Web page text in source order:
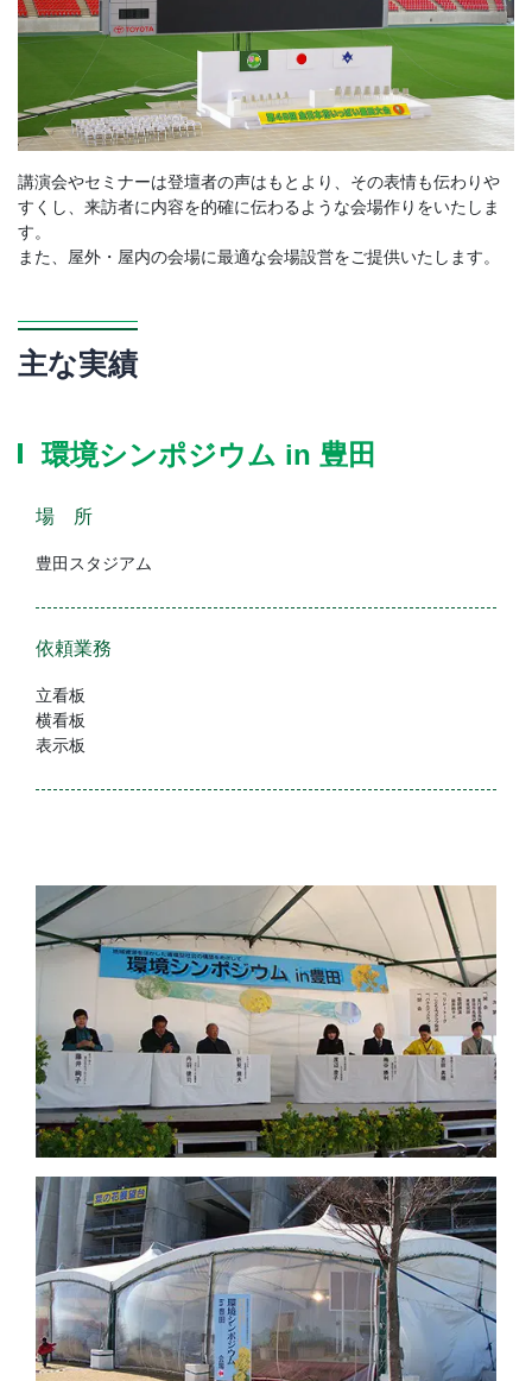
講演会やセミナーは登壇者の声はもとより、その表情も伝わりや
すくし、来訪者に内容を的確に伝わるような会場作りをいたしま
す。
また、屋外・屋内の会場に最適な会場設営をご提供いたします。
主な実績
環境シンポジウム in 豊田
場 所
豊田スタジアム
依頼業務
立看板
横看板
表示板